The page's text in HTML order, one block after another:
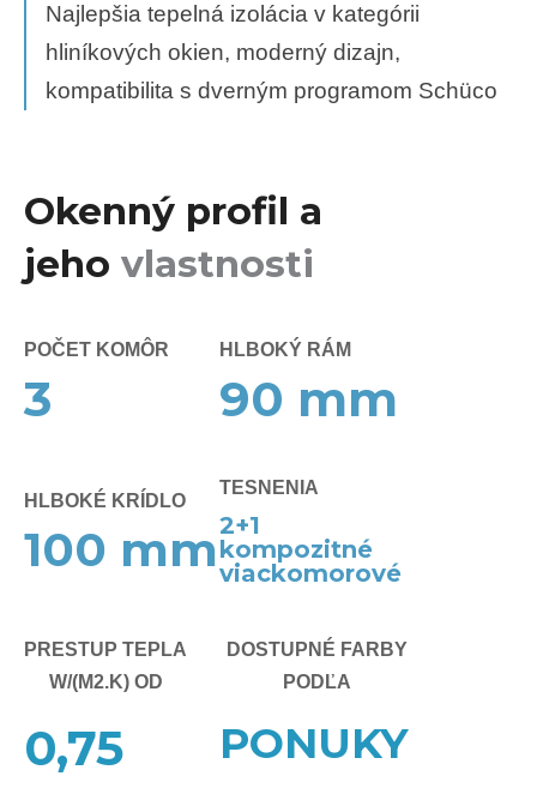
Najlepšia tepelná izolácia v kategórii
hliníkových okien, moderný dizajn,
kompatibilita s dverným programom Schüco
Okenný profil a
jeho vlastnosti
POČET KOMÔR
3
HLBOKÝ RÁM
90 mm
HLBOKÉ KRÍDLO
100 mm
TESNENIA
2+1
kompozitné
viackomorové
PRESTUP TEPLA
W/(M2.K) OD
0,75
DOSTUPNÉ FARBY
PODĽA
PONUKY